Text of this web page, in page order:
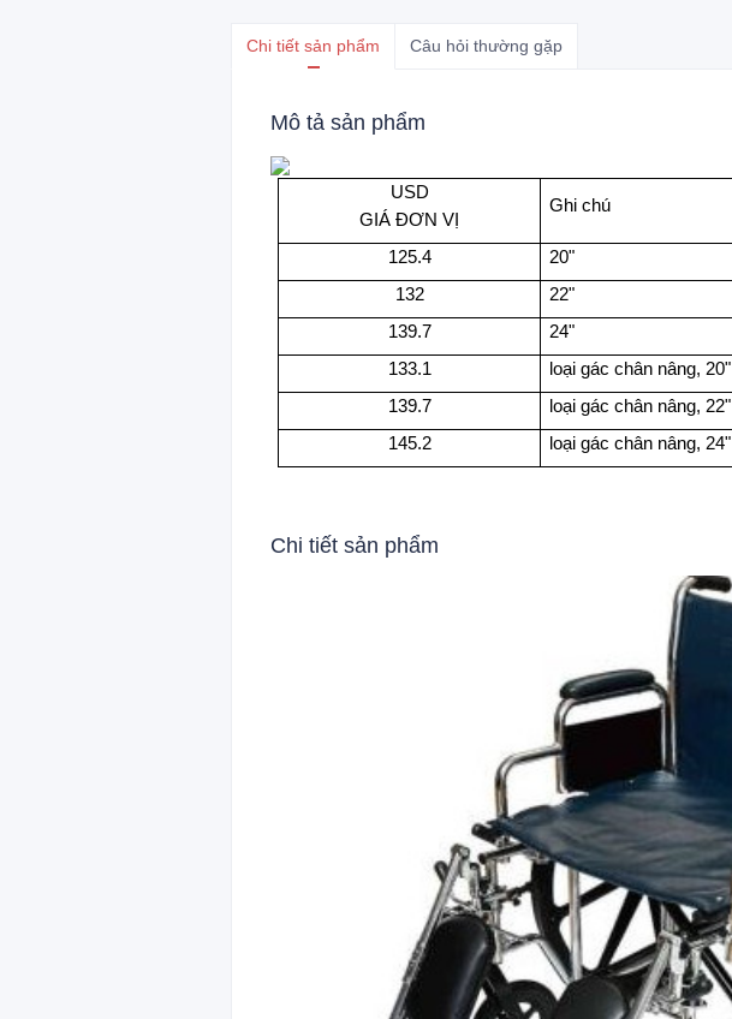
Chi tiết sản phẩm Câu hỏi thường gặp
Mô tả sản phẩm
USD
GIÁ ĐƠN VỊ
Ghi chú
125.4
20"
132
22"
139.7
24"
133.1
loại gác chân nâng, 20"
139.7
loại gác chân nâng, 22"
145.2
loại gác chân nâng, 24"
Chi tiết sản phẩm